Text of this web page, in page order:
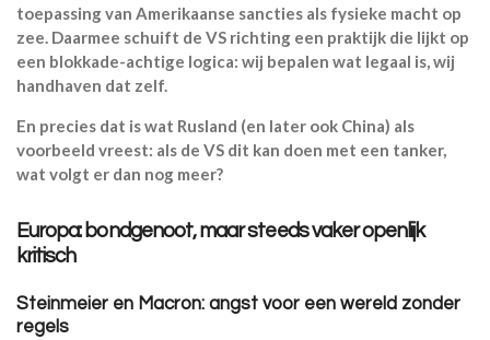
toepassing van Amerikaanse sancties als fysieke macht op
zee. Daarmee schuift de VS richting een praktijk die lijkt op
een blokkade-achtige logica: wij bepalen wat legaal is, wij
handhaven dat zelf.
En precies dat is wat Rusland (en later ook China) als
voorbeeld vreest: als de VS dit kan doen met een tanker,
wat volgt er dan nog meer?
Europa: bondgenoot, maar steeds vaker openlijk
kritisch
Steinmeier en Macron: angst voor een wereld zonder
regels